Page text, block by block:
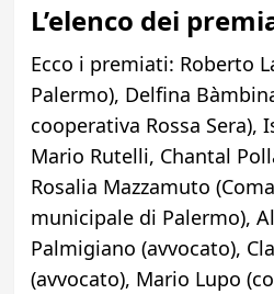
L’elenco dei
Ecco i premiati: Roberto
Palermo), Delfina
cooperativa Rossa
Mario Rutelli, Chantal
Rosalia Mazzamuto
municipale di Palermo),
Palmigiano (avvocato),
(avvocato), Mario Lupo